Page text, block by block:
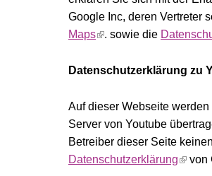
Google Inc, deren Vertreter
Maps
. sowie die
Datenschutzerklärung zu
Auf dieser Webseite
Server von Youtube
Betreiber dieser Seite
Datenschutzerklärung
von